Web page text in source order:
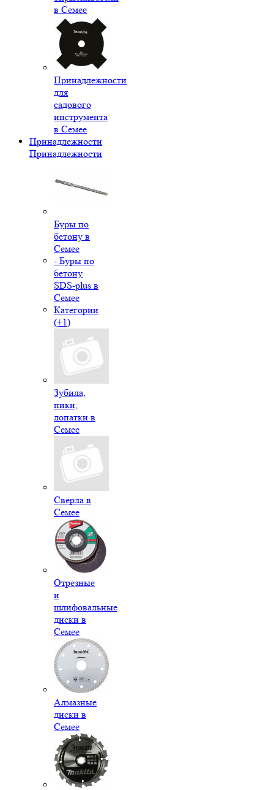
в Семее
Принадлежности
для
садового
инструмента
в Семее
Принадлежности
Принадлежности
Буры по
бетону в
Семее
- Буры по
бетону
SDS-plus в
Семее
Категории
(+1)
Зубила,
пики,
лопатки в
Семее
Свёрла в
Семее
Отрезные
и
шлифовальные
диски в
Семее
Алмазные
диски в
Семее